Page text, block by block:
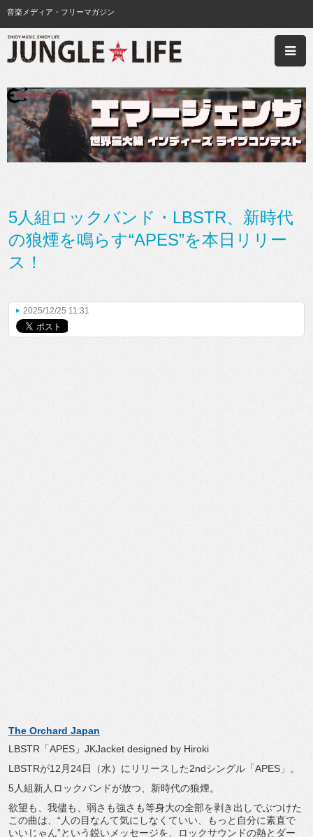
音楽メディア・フリーマガジン
5人組ロックバンド・LBSTR、新時代
の狼煙を鳴らす“APES”を本日リリー
ス！
2025/12/25 11:31
The Orchard Japan
LBSTR「APES」JKJacket designed by Hiroki
LBSTRが12月24日（水）にリリースした2ndシングル「APES」。
5人組新人ロックバンドが放つ、新時代の狼煙。
欲望も、我儘も、 弱さも強さも等身大の全部を剥き出しでぶつけた
この曲は、“人の目なんて気にしなくていい、もっと自分に素直で
いいじゃん”という鋭いメッセージを、
ロックサウンドの熱とダー